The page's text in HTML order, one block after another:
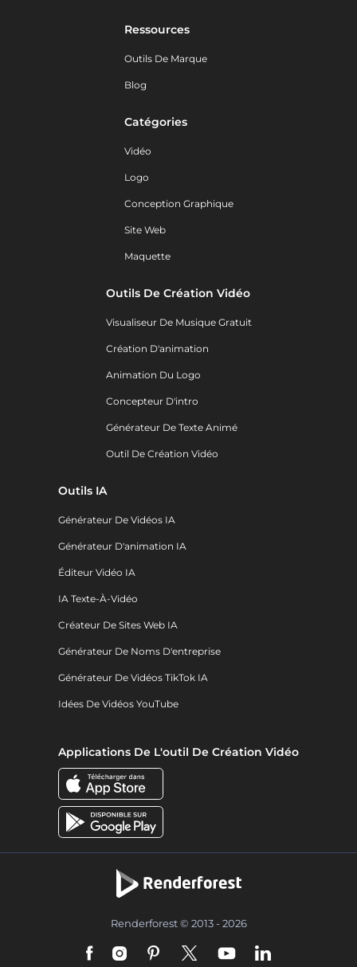
Ressources
Outils De Marque
Blog
Catégories
Vidéo
Logo
Conception Graphique
Site Web
Maquette
Outils De Création Vidéo
Visualiseur De Musique Gratuit
Création D'animation
Animation Du Logo
Concepteur D'intro
Générateur De Texte Animé
Outil De Création Vidéo
Outils IA
Générateur De Vidéos IA
Générateur D'animation IA
Éditeur Vidéo IA
IA Texte-À-Vidéo
Créateur De Sites Web IA
Générateur De Noms D'entreprise
Générateur De Vidéos TikTok IA
Idées De Vidéos YouTube
Applications De L'outil De Création Vidéo
Renderforest © 2013 - 2026